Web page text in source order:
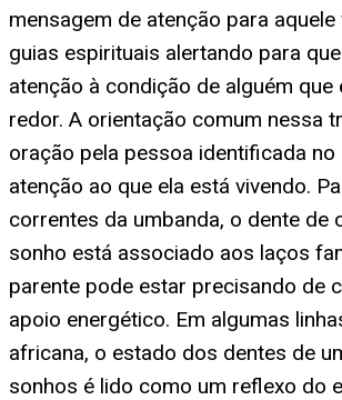
mensagem de atenção para
guias espirituais alertando para
atenção à condição de alguém que
redor. A orientação comum nessa
oração pela pessoa identificada no
atenção ao que ela está vivendo.
correntes da umbanda, o dente de
sonho está associado aos laços
parente pode estar precisando de
apoio energético. Em algumas
africana, o estado dos dentes de
sonhos é lido como um reflexo do